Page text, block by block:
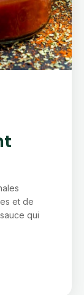
et de
qui